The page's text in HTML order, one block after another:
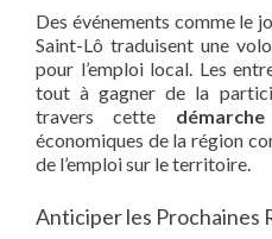
Des événements comme le
Saint-Lô traduisent une
pour l’emploi local. Les
tout à gagner de la
travers cette
économiques de la région
de l’emploi sur le territoire.
Anticiper les Prochaines